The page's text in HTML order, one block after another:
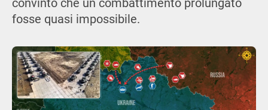
convinto che un combattimento prolungato
fosse quasi impossibile.